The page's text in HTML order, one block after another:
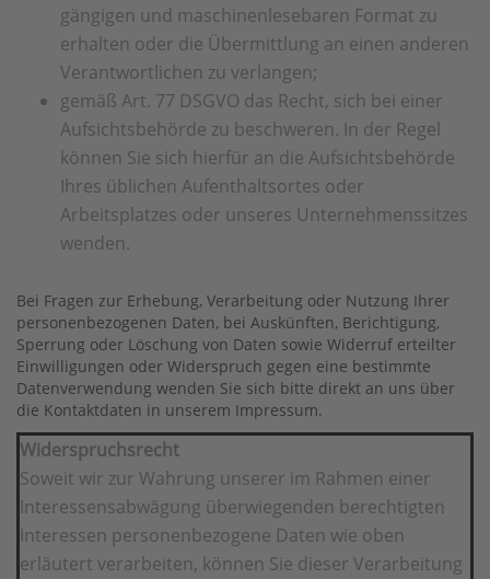
gängigen und maschinenlesebaren Format zu
erhalten oder die Übermittlung an einen anderen
Verantwortlichen zu verlangen;
gemäß Art. 77 DSGVO das Recht, sich bei einer
Aufsichtsbehörde zu beschweren. In der Regel
können Sie sich hierfür an die Aufsichtsbehörde
Ihres üblichen Aufenthaltsortes oder
Arbeitsplatzes oder unseres Unternehmenssitzes
wenden.
Bei Fragen zur Erhebung, Verarbeitung oder Nutzung Ihrer
personenbezogenen Daten, bei Auskünften, Berichtigung,
Sperrung oder Löschung von Daten sowie Widerruf erteilter
Einwilligungen oder Widerspruch gegen eine bestimmte
Datenverwendung wenden Sie sich bitte direkt an uns über
die Kontaktdaten in unserem Impressum.
Widerspruchsrecht
Soweit wir zur Wahrung unserer im Rahmen einer
Interessensabwägung überwiegenden berechtigten
Interessen personenbezogene Daten wie oben
erläutert verarbeiten, können Sie dieser Verarbeitung